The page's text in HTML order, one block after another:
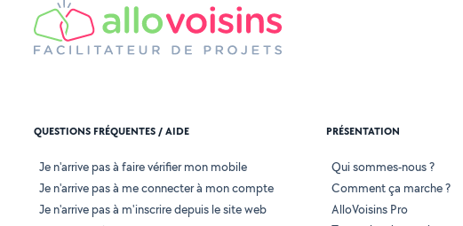
QUESTIONS FRÉQUENTES / AIDE
Je n'arrive pas à faire vérifier mon mobile
Je n'arrive pas à me connecter à mon compte
Je n'arrive pas à m'inscrire depuis le site web
PRÉSENTATION
Qui sommes-nous ?
Comment ça marche ?
AlloVoisins Pro